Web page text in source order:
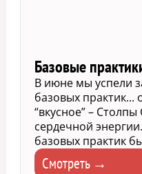
Базовые
В июне мы успели
базовых практик...
“вкусное” –
сердечной
базовых практик
Смотреть →